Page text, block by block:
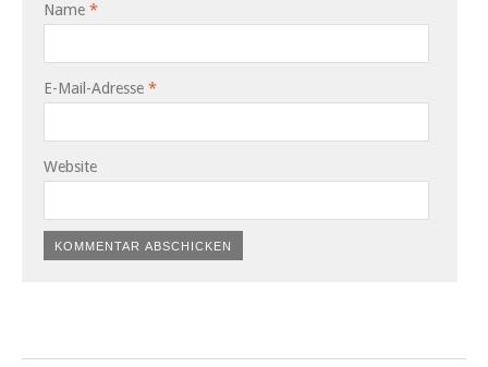
Name *
E-Mail-Adresse *
Website